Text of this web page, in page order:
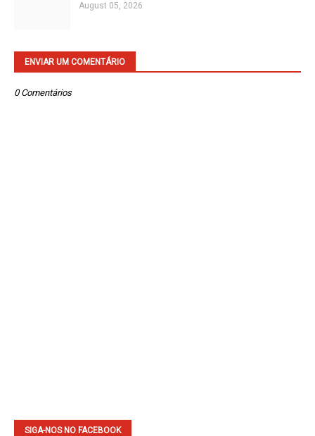
August 05, 2026
ENVIAR UM COMENTÁRIO
0 Comentários
SIGA-NOS NO FACEBOOK